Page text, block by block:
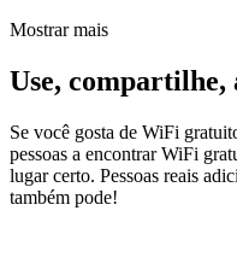
Mostrar mais
Use, compartilhe,
Se você gosta de WiFi
pessoas a encontrar WiFi
lugar certo. Pessoas reais
também pode!